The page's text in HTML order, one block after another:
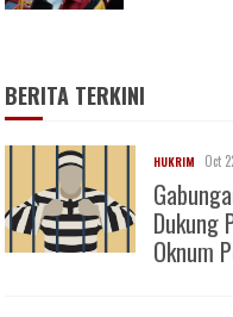
BERITA TERKINI
HUKRIM Oct
Dukung
Oknum